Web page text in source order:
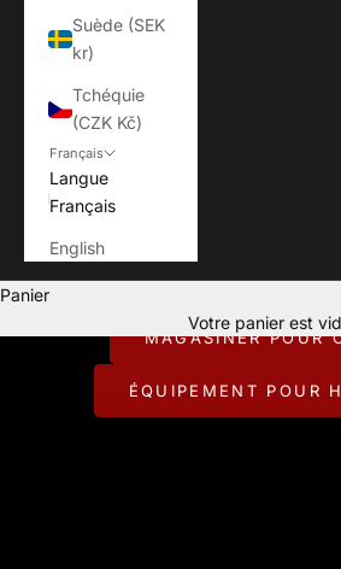
Suède (SEK
kr)
Tchéquie
(CZK Kč)
Français
Langue
Français
English
Panier
Votre panier est
MAGASINER POUR
ÉQUIPEMENT POUR